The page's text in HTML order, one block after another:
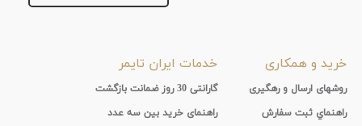
خرید و همکاری
روشهای ارسال و رهگیری
راهنماي ثبت سفارش
خدمات ایران تایمر
گارانتی 30 روز ضمانت بازگشت
راهنمای خرید بین سه عدد